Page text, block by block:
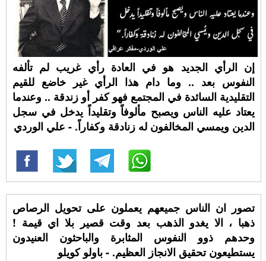
إن الرأي الجديد هو في العادة رأي غريب لم تألفه
النفوس بعد .. وما دام هذا الرأي غير خاضع للقيم
التقليدية السائدة في المجتمع فهو كفر أو زندقة .. وعندما
يعتاد عليه الناس ويصبح مألوفاً وتقليداً يدخل في سجل
الدين ويمسي المخالفون له زنادقة وكفاراً. - علي الوردي
تصور ان الناس جميعهم يعملون على تحويل الرصاص
ذهبا ، الا يغدو الذهب بعد وقت قصير بلا اي قيمة !
وحدهم ذوو النفوس المثابرة والباحثون العنيدون
يستطيعون تحقيق الانجاز العظيم. - باولو كويلو